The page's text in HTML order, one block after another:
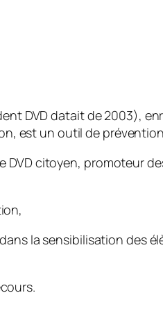
DVD datait de 2003),
est un outil de
citoyen, promoteur
la sensibilisation des